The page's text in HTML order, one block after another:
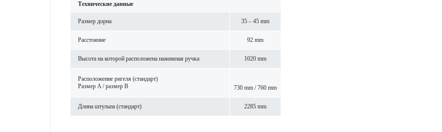
Технические данные
Размер дорна 35 – 45 mm
Расстояние 92 mm
Высота на которой расположена нажимная ручка 1020 mm
Расположение ригеля (стандарт)
Размер A / размер B
730 mm / 760 mm
Длина штульпа (стандарт) 2285 mm